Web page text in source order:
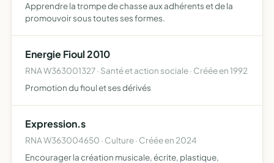
Apprendre la trompe de chasse aux adhérents et de la
promouvoir sous toutes ses formes.
Energie Fioul 2010
RNA W363001327 · Santé et action sociale · Créée en 1992
Promotion du fioul et ses dérivés
Expression.s
RNA W363004650 · Culture · Créée en 2024
Encourager la création musicale, écrite, plastique,